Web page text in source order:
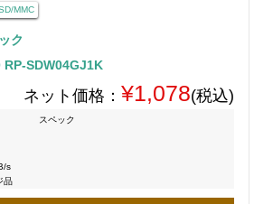
MMC
ク
RP-SDW04GJ1K
ネット価格： ¥1,078(税込)
スペック
s
品